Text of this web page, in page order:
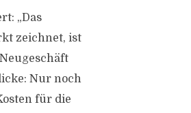
„Das
zeichnet, ist
Nur noch
für die